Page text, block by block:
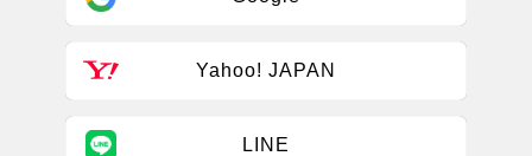
Yahoo! JAPAN
LINE